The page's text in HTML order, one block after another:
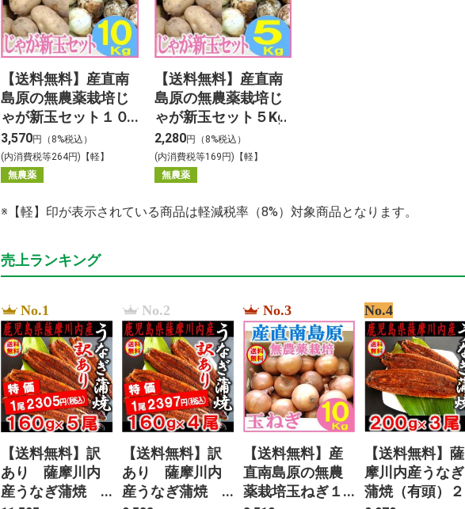
【送料無料】産直南
島原の無農薬栽培じ
ゃが新玉セット１０
Kg
3,570円（8%税込）
(内消費税等264円)【軽】
無農薬
【送料無料】産直南
島原の無農薬栽培じ
ゃが新玉セット５Kg
2,280円（8%税込）
(内消費税等169円)【軽】
無農薬
※【軽】印が表示されている商品は軽減税率（8%）対象商品となります。
売上ランキング
No.1
【送料無料】訳
あり 薩摩川内
産うなぎ蒲焼
No.2
【送料無料】訳
あり 薩摩川内
産うなぎ蒲焼
No.3
【送料無料】産
直南島原の無農
薬栽培玉ねぎ１
No.4
【送料無料】薩
摩川内産うなぎ
蒲焼（有頭）２